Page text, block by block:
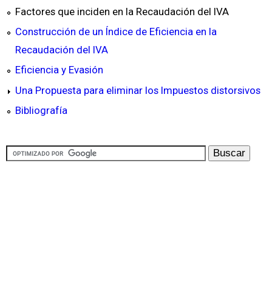
Factores que inciden en la Recaudación del IVA
Construcción de un Índice de Eficiencia en la
Recaudación del IVA
Eficiencia y Evasión
Una Propuesta para eliminar los Impuestos distorsivos
Bibliografía